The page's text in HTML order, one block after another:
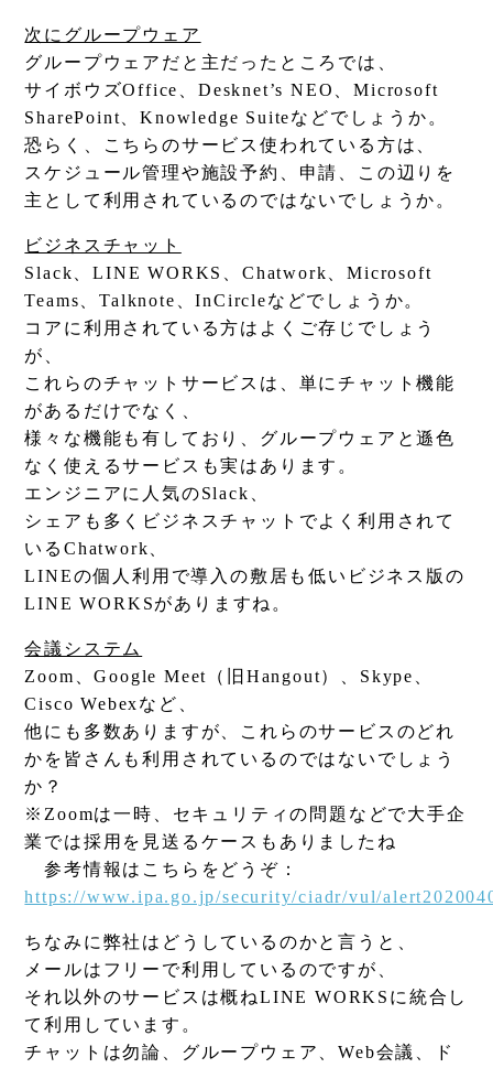
次にグループウェア
グループウェアだと主だったところでは、
サイボウズOffice、Desknet’s NEO、Microsoft
SharePoint、Knowledge Suiteなどでしょうか。
恐らく、こちらのサービス使われている方は、
スケジュール管理や施設予約、申請、この辺りを
主として利用されているのではないでしょうか。
ビジネスチャット
Slack、LINE WORKS、Chatwork、Microsoft
Teams、Talknote、InCircleなどでしょうか。
コアに利用されている方はよくご存じでしょう
が、
これらのチャットサービスは、単にチャット機能
があるだけでなく、
様々な機能も有しており、グループウェアと遜色
なく使えるサービスも実はあります。
エンジニアに人気のSlack、
シェアも多くビジネスチャットでよく利用されて
いるChatwork、
LINEの個人利用で導入の敷居も低いビジネス版の
LINE WORKSがありますね。
会議システム
Zoom、Google Meet（旧Hangout）、Skype、
Cisco Webexなど、
他にも多数ありますが、これらのサービスのどれ
かを皆さんも利用されているのではないでしょう
か？
※Zoomは一時、セキュリティの問題などで大手企
業では採用を見送るケースもありましたね
参考情報はこちらをどうぞ：
https://www.ipa.go.jp/security/ciadr/vul/
ちなみに弊社はどうしているのかと言うと、
メールはフリーで利用しているのですが、
それ以外のサービスは概ねLINE WORKSに統合し
て利用しています。
チャットは勿論、グループウェア、Web会議、ド